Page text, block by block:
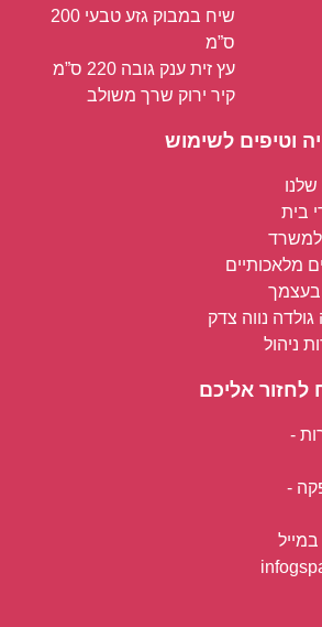
שיח במבוק גזע טבעי 200
ס”מ
עץ זית ענק גובה 220 ס”מ
קיר ירוק שרך משולב
וטיפים לשימוש
שלנו
בית
למשרד
מלאכותיים
בעצמך
נווה צדק
ניהול
לחזור אליכם
-
-